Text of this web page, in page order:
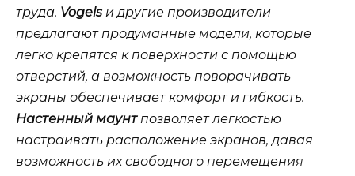
труда. Vogels и другие производители
предлагаютпродуманные модели, которые
легко крепятся к поверхности с помощью
отверстий, а возможность поворачивать
экраны обеспечивает комфорт и гибкость.
Настенный маунтпозволяетлегкостью
настраивать расположение экранов, давая
возможность их свободного перемещения